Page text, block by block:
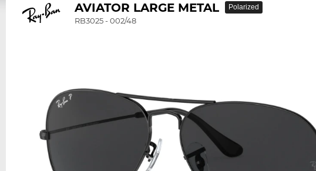
AVIATOR LARGE METAL
RB3025 - 002/48
Polarized